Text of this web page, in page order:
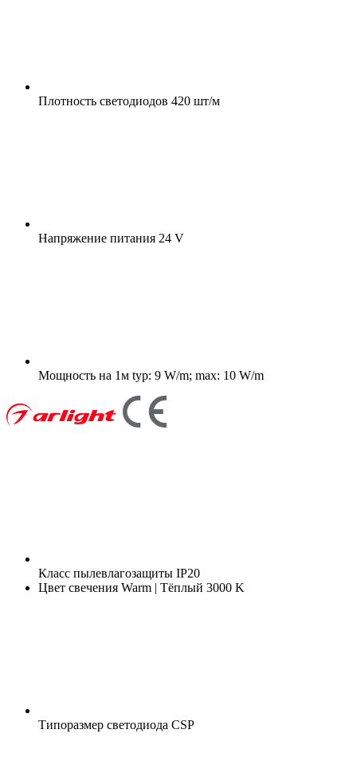
Плотность светодиодов 420 шт/м
Напряжение питания 24 V
Мощность на 1м typ: 9 W/m; max: 10 W/m
Класс пылевлагозащиты IP20
Цвет свечения Warm | Тёплый 3000 K
Типоразмер светодиода CSP